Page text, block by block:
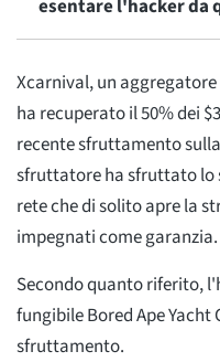
esentare l'hacker da
Xcarnival, un
ha recuperato il 50% dei
recente sfruttamento
sfruttatore ha sfruttato lo
rete che di solito apre la
impegnati come garanzia.
Secondo quanto riferito,
fungibile Bored Ape
sfruttamento.